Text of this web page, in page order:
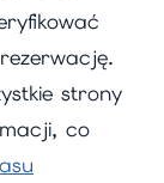
strony
co